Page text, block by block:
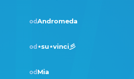
Pobjednik · vlj 2022
odAndromeda
od ⋆su⋆vinci彡
od Mia